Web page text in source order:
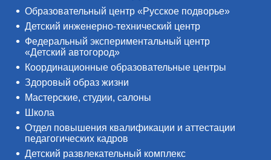
Образовательный центр «Русское подворье»
Детский инженерно-технический центр
Федеральный экспериментальный центр
«Детский автогород»
Координационные образовательные центры
Здоровый образ жизни
Мастерские, студии, салоны
Школа
Отдел повышения квалификации и аттестации
педагогических кадров
Детский развлекательный комплекс